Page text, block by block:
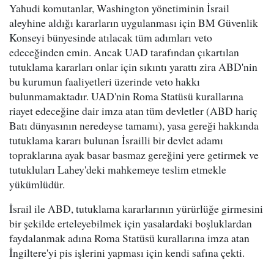
Yahudi komutanlar, Washington yönetiminin İsrail
aleyhine aldığı kararların uygulanması için BM Güvenlik
Konseyi bünyesinde atılacak tüm adımları veto
edeceğinden emin. Ancak UAD tarafından çıkartılan
tutuklama kararları onlar için sıkıntı yarattı zira ABD'nin
bu kurumun faaliyetleri üzerinde veto hakkı
bulunmamaktadır. UAD'nin Roma Statüsü kurallarına
riayet edeceğine dair imza atan tüm devletler (ABD hariç
Batı dünyasının neredeyse tamamı), yasa gereği hakkında
tutuklama kararı bulunan İsrailli bir devlet adamı
topraklarına ayak basar basmaz gereğini yere getirmek ve
tutukluları Lahey'deki mahkemeye teslim etmekle
yükümlüdür.
İsrail ile ABD, tutuklama kararlarının yürürlüğe girmesini
bir şekilde erteleyebilmek için yasalardaki boşluklardan
faydalanmak adına Roma Statüsü kurallarına imza atan
İngiltere'yi pis işlerini yapması için kendi safına çekti.